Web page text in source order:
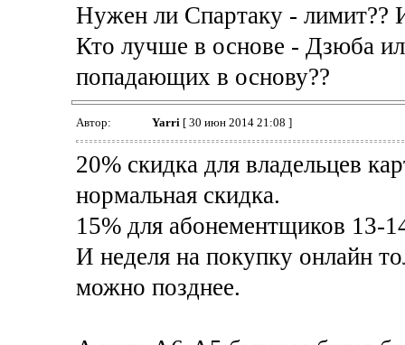
Нужен ли Спартаку - лимит??
Кто лучше в основе - Дзюба
попадающих в основу??
Автор: Yarri [ 30 июн 2014 21:08 ]
20% скидка для владельцев
нормальная скидка.
15% для абонементщиков 13-
И неделя на покупку онлайн
можно позднее.